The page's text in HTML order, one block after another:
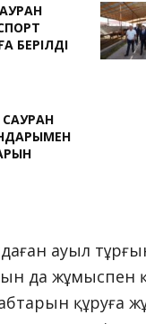
БЕРІЛДІ
ауыл
да жұмыспен
құруға